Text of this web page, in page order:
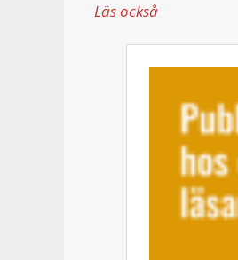
Läs också